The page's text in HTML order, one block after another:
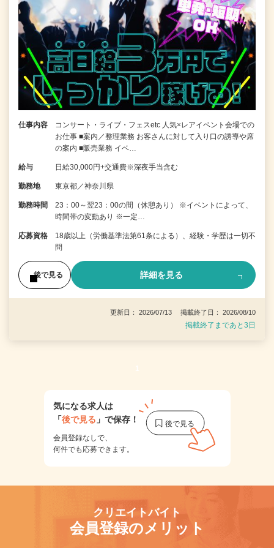
仕事内容
コンサート・ライブ・フェスetc 人気×レアイベント会場での
お仕事 ■案内／整理業務 お客さんに対して入り口の誘導や席
の案内 ■販売業務 イベ…
給与 日給30,000円+交通費※深夜手当含む
勤務地 東京都／神奈川県
勤務時間
23：00～翌23：00の間（休憩あり） ※イベントによって、
時間帯の変動あり ※一定…
応募資格
18歳以上（労働基準法第61条による）、経験・学歴は一切不
問
後で見る 詳細を見る
更新日： 2026/07/13 掲載終了日： 2026/08/10
掲載終了まであと3日
1
気になる求人は
「後で見る 」で保存！
会員登録なしで、
何件でも応募できます。
クリエイトバイト
会員登録のメリット